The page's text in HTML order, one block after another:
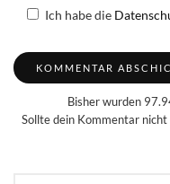
Ich habe die
Bisher wurden
Sollte dein Kommentar